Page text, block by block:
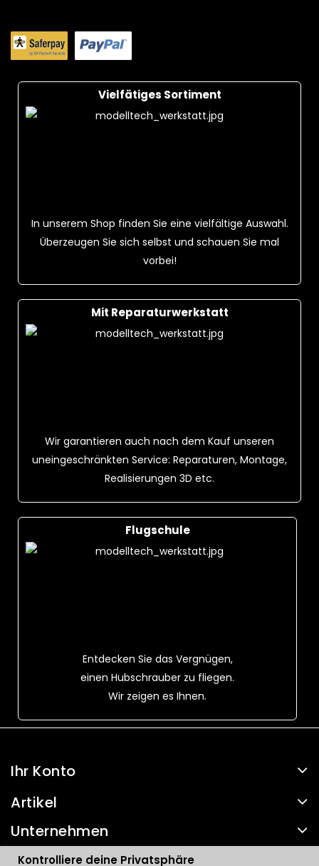
Vielfätiges Sortiment
In unserem Shop finden Sie eine vielfältige Auswahl.
Überzeugen Sie sich selbst und schauen Sie mal
vorbei!
Mit Reparaturwerkstatt
Wir garantieren auch nach dem Kauf unseren
uneingeschränkten Service: Reparaturen, Montage,
Realisierungen 3D etc.
Flugschule
Entdecken Sie das Vergnügen,
einen Hubschrauber zu fliegen.
Wir zeigen es Ihnen.
Ihr Konto
Artikel
Unternehmen
Kontakt
Kontrolliere deine Privatsphäre